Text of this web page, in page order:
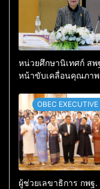
หน่วยศึกษานิเทศก์ สพ
หน้าขับเคลื่อนคุณภาพ
นิเทศฯ ครั้งที่ 1/2569
ระบบนิเทศด้วย AI พั
ข่ายวิชาชีพ และเสริม
ประสิทธิภาพการติดต
ประเมินผล
OBEC EXECUTIVE
ผู้ช่วยเลขาธิการ กพฐ.